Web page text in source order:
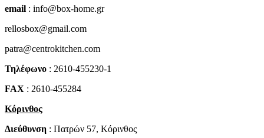
email : info@box-home.gr
rellosbox@gmail.com
patra@centrokitchen.com
Τηλέφωνο : 2610-455230-1
FAX : 2610-455284
Κόρινθος
Διεύθυνση : Πατρών 57, Κόρινθος